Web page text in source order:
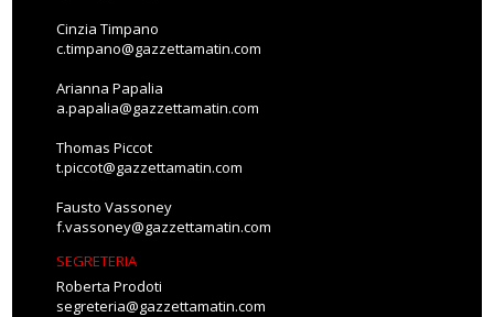
Cinzia Timpano
c.timpano@gazzettamatin.com
Arianna Papalia
a.papalia@gazzettamatin.com
Thomas Piccot
t.piccot@gazzettamatin.com
Fausto Vassoney
f.vassoney@gazzettamatin.com
SEGRETERIA
Roberta Prodoti
segreteria@gazzettamatin.com